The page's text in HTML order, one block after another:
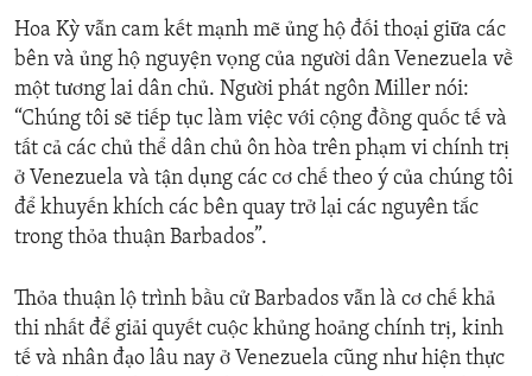
Hoa Kỳ vẫn cam kết mạnh mẽ ủng hộ đối thoại giữa các
bên và ủng hộ nguyện vọng của người dân Venezuela về
một tương lai dân chủ. Người phát ngôn Miller nói:
“Chúng tôi sẽ tiếp tục làm việc với cộng đồng quốc tế và
tất cả các chủ thể dân chủ ôn hòa trên phạm vi chính trị
ở Venezuela và tận dụng các cơ chế theo ý của chúng tôi
để khuyến khích các bên quay trở lại các nguyên tắc
trong thỏa thuận Barbados”.
Thỏa thuận lộ trình bầu cử Barbados vẫn là cơ chế khả
thi nhất để giải quyết cuộc khủng hoảng chính trị, kinh
tế và nhân đạo lâu nay ở Venezuela cũng như hiện thực